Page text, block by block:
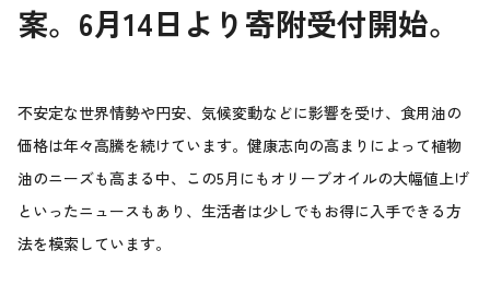
案。6月14日より寄附受付開始。
不安定な世界情勢や円安、気候変動などに影響を受け、食用油の
価格は年々高騰を続けています。健康志向の高まりによって植物
油のニーズも高まる中、この5月にもオリーブオイルの大幅値上げ
といったニュースもあり、生活者は少しでもお得に入手できる方
法を模索しています。